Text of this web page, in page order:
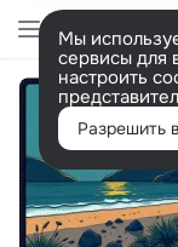
Мы
сервисы для
настроить
Разрешить